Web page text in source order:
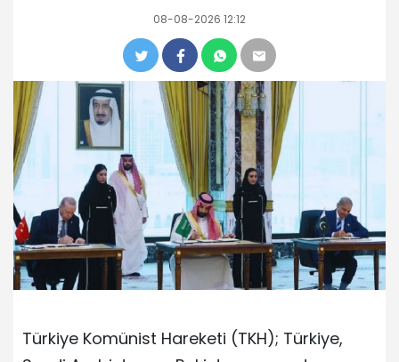
08-08-2026 12:12
Türkiye Komünist Hareketi (TKH); Türkiye,